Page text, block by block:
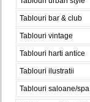
Tablouri bar & club
Tablouri vintage
Tablouri harti antice
Tablouri ilustratii
Tablouri saloane/spa